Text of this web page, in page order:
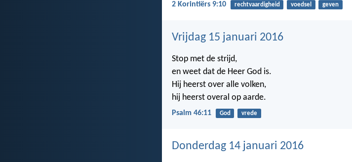
2 Korintiërs 9:10 rechtvaardigheid voedsel geven
Vrijdag 15 januari 2016
Stop met de strijd,
en weet dat de Heer God is.
Hij heerst over alle volken,
hij heerst overal op aarde.
Psalm 46:11 God vrede
Donderdag 14 januari 2016